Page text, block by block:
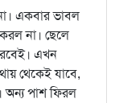
একবার ভাবল
না। ছেলে
এখন
থেকেই যাবে,
পাশ ফিরল